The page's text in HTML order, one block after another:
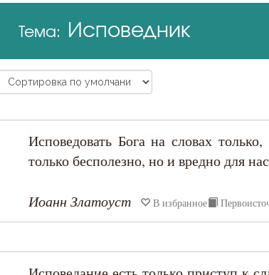
Великий
Нисский
Златоуст
Карфагенский
Синайский
Тема: Исповедник
Исповедовать Бога на словах
только бесполезно, но и вредно для
Иоанн Златоуст В избранное